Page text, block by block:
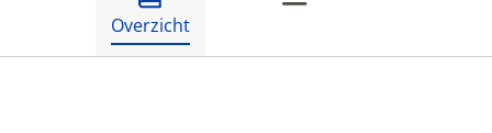
Overzicht